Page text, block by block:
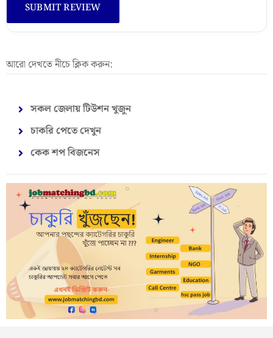
আরো দেখতে নীচে ক্লিক করুন:
সকল জেলায় টিউশন খুজুন
চাকরি পেতে দেখুন
কেক শপ বিজনেস